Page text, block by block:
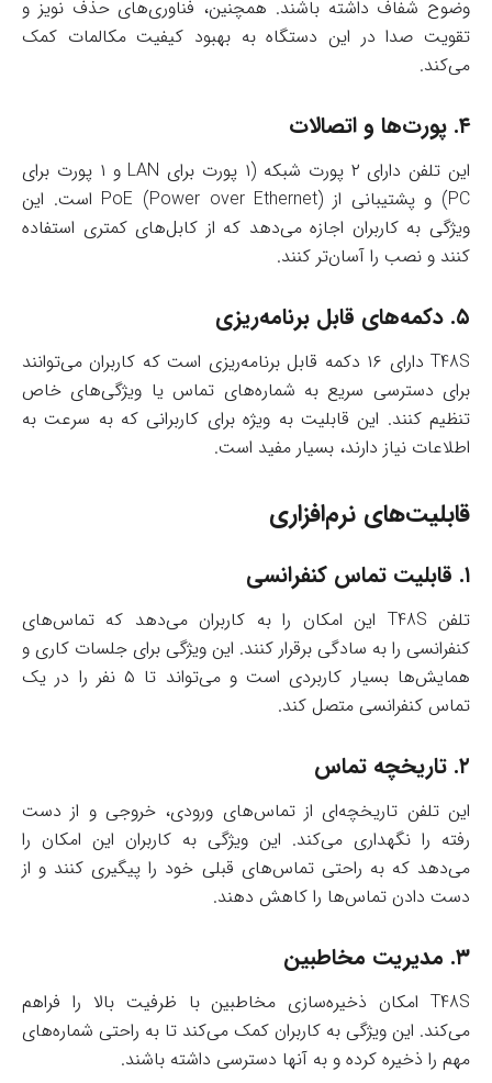
وضوح شفاف داشته باشند. همچنین، فناوری‌های حذف نویز و
تقویت صدا در این دستگاه به بهبود کیفیت مکالمات کمک
می‌کند.
۴. پورت‌ها و اتصالات
این تلفن دارای ۲ پورت شبکه (۱ پورت برای LAN و ۱ پورت برای
PC) و پشتیبانی از PoE (Power over Ethernet) است. این
ویژگی به کاربران اجازه می‌دهد که از کابل‌های کمتری استفاده
کنند و نصب را آسان‌تر کنند.
۵. دکمه‌های قابل برنامه‌ریزی
T48S دارای ۱۶ دکمه قابل برنامه‌ریزی است که کاربران می‌توانند
برای دسترسی سریع به شماره‌های تماس یا ویژگی‌های خاص
تنظیم کنند. این قابلیت به ویژه برای کاربرانی که به سرعت به
اطلاعات نیاز دارند، بسیار مفید است.
قابلیت‌های نرم‌افزاری
۱. قابلیت تماس کنفرانسی
تلفن T48S این امکان را به کاربران می‌دهد که تماس‌های
کنفرانسی را به سادگی برقرار کنند. این ویژگی برای جلسات کاری و
همایش‌ها بسیار کاربردی است و می‌تواند تا ۵ نفر را در یک
تماس کنفرانسی متصل کند.
۲. تاریخچه تماس
این تلفن تاریخچه‌ای از تماس‌های ورودی، خروجی و از دست
رفته را نگهداری می‌کند. این ویژگی به کاربران این امکان را
می‌دهد که به راحتی تماس‌های قبلی خود را پیگیری کنند و از
دست دادن تماس‌ها را کاهش دهند.
۳. مدیریت مخاطبین
T48S امکان ذخیره‌سازی مخاطبین با ظرفیت بالا را فراهم
می‌کند. این ویژگی به کاربران کمک می‌کند تا به راحتی شماره‌های
مهم را ذخیره کرده و به آنها دسترسی داشته باشند.